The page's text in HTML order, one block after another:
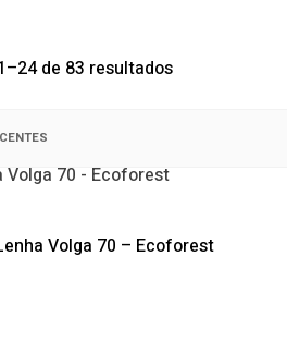
de 83 resultadosOrdenado
Volga 70 – Ecoforest